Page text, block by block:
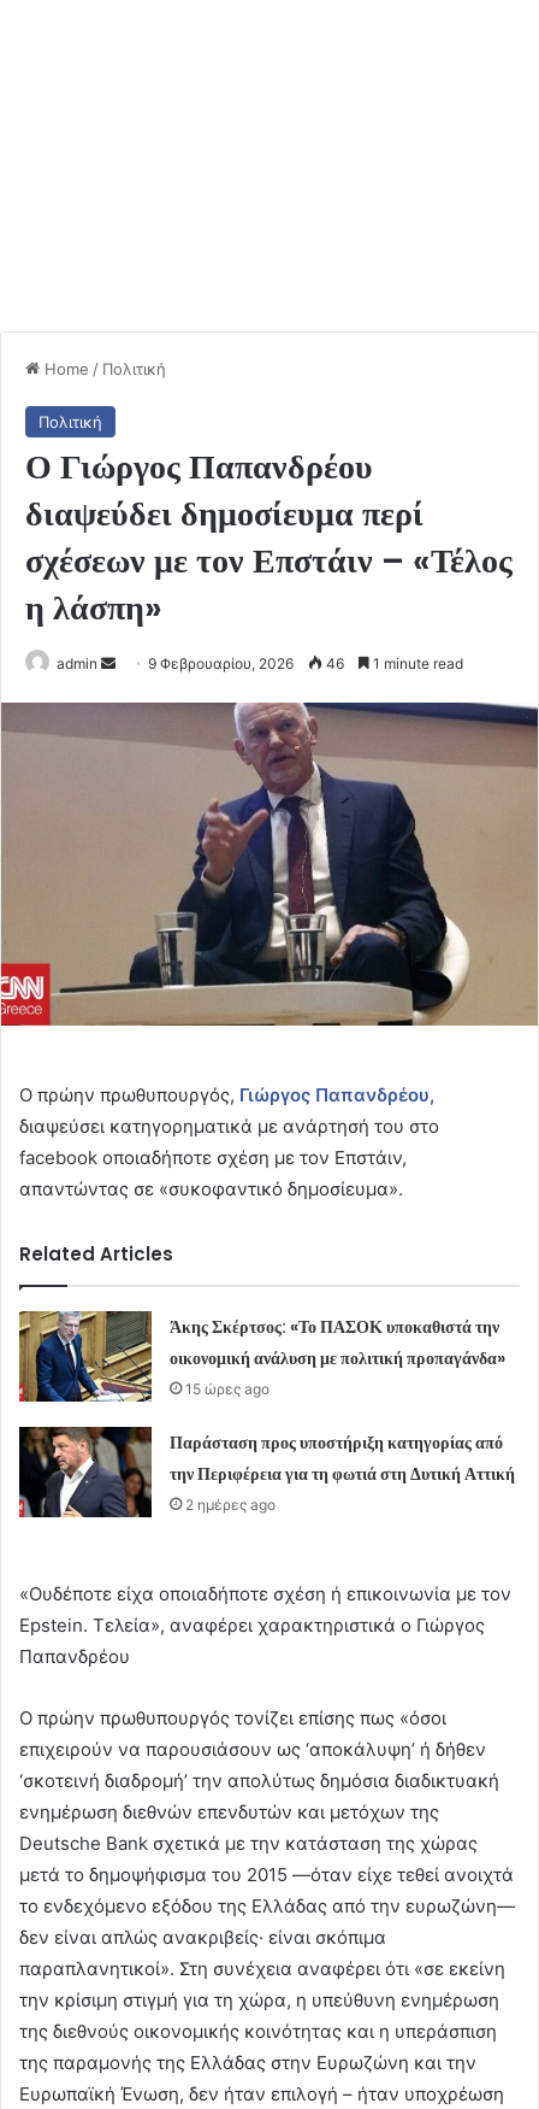
Home / Πολιτική
Πολιτική
Ο Γιώργος Παπανδρέου
διαψεύδει δημοσίευμα περί
σχέσεων με τον Επστάιν – «Τέλος
η λάσπη»
admin
Send9 Φεβρουαρίου, 2026 46 1 minute read
Ο πρώην πρωθυπουργός, Γιώργος Παπανδρέου,
διαψεύσει κατηγορηματικά με ανάρτησή του στο
facebook οποιαδήποτε σχέση με τον Επστάιν,
απαντώντας σε «συκοφαντικό δημοσίευμα».
Related Articles
Άκης Σκέρτσος: «Το ΠΑΣΟΚ υποκαθιστά την
οικονομική ανάλυση με πολιτική προπαγάνδα»
15 ώρες ago
Παράσταση προς υποστήριξη κατηγορίας από
την Περιφέρεια για τη φωτιά στη Δυτική Αττική
2 ημέρες ago
«Ουδέποτε είχα οποιαδήποτε σχέση ή επικοινωνία με τον
Epstein. Τελεία», αναφέρει χαρακτηριστικά ο Γιώργος
Παπανδρέου
Ο πρώην πρωθυπουργός τονίζει επίσης πως «όσοι
επιχειρούν να παρουσιάσουν ως ‘αποκάλυψη’ ή δήθεν
‘σκοτεινή διαδρομή’ την απολύτως δημόσια διαδικτυακή
ενημέρωση διεθνών επενδυτών και μετόχων της
Deutsche Bank σχετικά με την κατάσταση της χώρας
μετά το δημοψήφισμα του 2015 —όταν είχε τεθεί ανοιχτά
το ενδεχόμενο εξόδου της Ελλάδας από την ευρωζώνη—
δεν είναι απλώς ανακριβείς· είναι σκόπιμα
παραπλανητικοί». Στη συνέχεια αναφέρει ότι «σε εκείνη
την κρίσιμη στιγμή για τη χώρα, η υπεύθυνη ενημέρωση
της διεθνούς οικονομικής κοινότητας και η υπεράσπιση
της παραμονής της Ελλάδας στην Ευρωζώνη και την
Ευρωπαϊκή Ένωση, δεν ήταν επιλογή – ήταν υποχρέωση